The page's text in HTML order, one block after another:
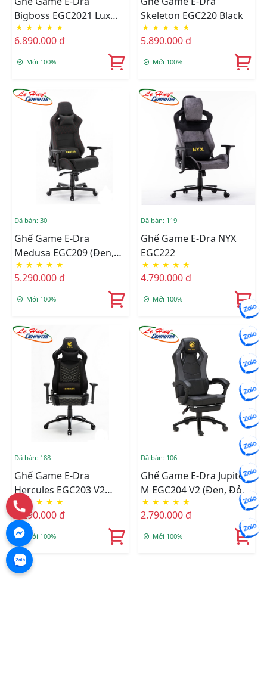
Bigboss EGC2021 Lux
(Trắng/Đen)
★ ★ ★ ★ ★
6.890.000 đ
Mới 100%
Skeleton EGC220 Black
★ ★ ★ ★ ★
5.890.000 đ
Mới 100%
Đã bán: 30
Ghế Game E-Dra
Medusa EGC209 (Đen,
Trắng, Xanh)
★ ★ ★ ★ ★
5.290.000 đ
Mới 100%
Đã bán: 119
Ghế Game E-Dra NYX
EGC222
★ ★ ★ ★ ★
4.790.000 đ
Mới 100%
Đã bán: 188
Ghế Game E-Dra
Hercules EGC203 V2
Black
★ ★ ★ ★ ★
4.290.000 đ
Mới 100%
Đã bán: 106
Ghế Game E-Dra Jupiter
M EGC204 V2 (Đen, Đỏ,
Trắng, Xanh Lá)
★ ★ ★ ★ ★
2.790.000 đ
Mới 100%